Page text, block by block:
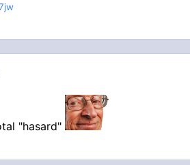
"hasard"